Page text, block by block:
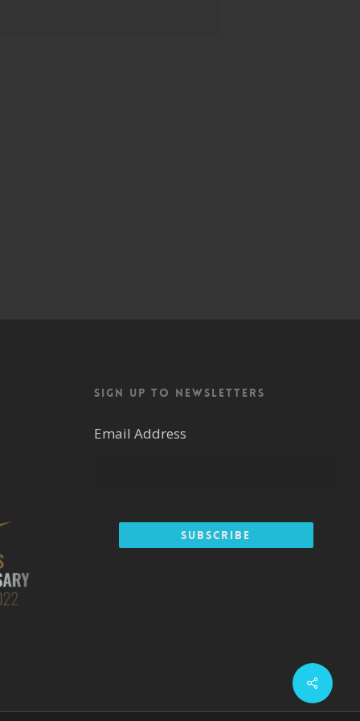
Sign up to newsletters
Email Address